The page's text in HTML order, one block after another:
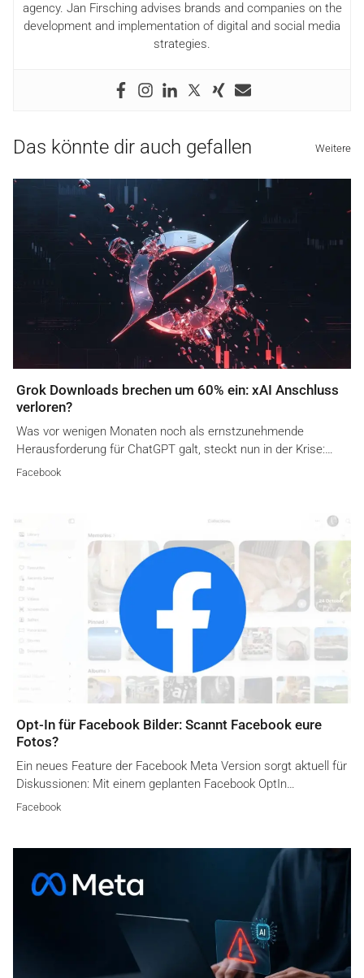
agency. Jan Firsching advises brands and companies on the
development and implementation of digital and social media
strategies.
Das könnte dir auch gefallen Weitere
Grok Downloads brechen um 60% ein: xAI Anschluss
verloren?
Was vor wenigen Monaten noch als ernstzunehmende
Herausforderung für ChatGPT galt, steckt nun in der Krise:…
Facebook
Opt-In für Facebook Bilder: Scannt Facebook eure
Fotos?
Ein neues Feature der Facebook Meta Version sorgt aktuell für
Diskussionen: Mit einem geplanten Facebook OptIn…
Facebook